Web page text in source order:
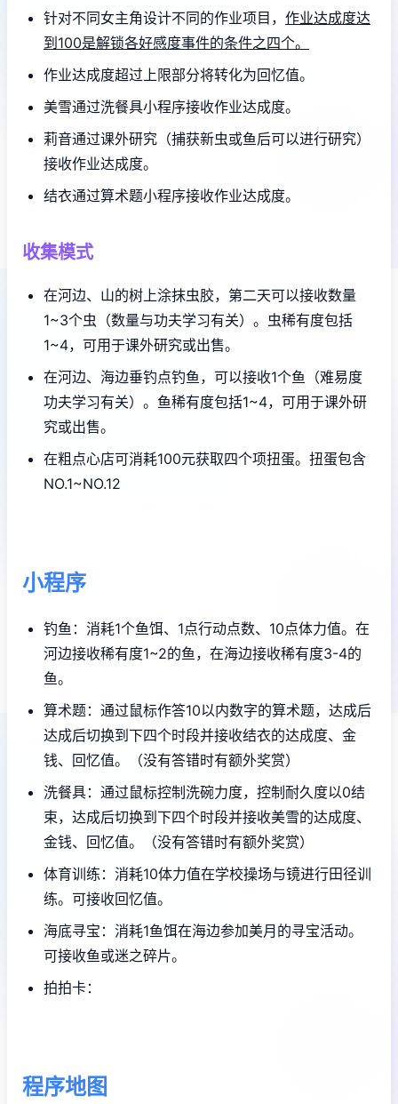
针对不同女主角设计不同的作业项目， 作业达成度达
到100是解锁各好感度事件的条件之四个。
作业达成度超过上限部分将转化为回忆值。
美雪通过洗餐具小程序接收作业达成度。
莉音通过课外研究（捕获新虫或鱼后可以进行研究）
接收作业达成度。
结衣通过算术题小程序接收作业达成度。
收集模式
在河边、山的树上涂抹虫胶，第二天可以接收数量
1~3个虫（数量与功夫学习有关）。虫稀有度包括
1~4，可用于课外研究或出售。
在河边、海边垂钓点钓鱼，可以接收1个鱼（难易度
功夫学习有关）。鱼稀有度包括1~4，可用于课外研
究或出售。
在粗点心店可消耗100元获取四个项扭蛋。扭蛋包含
NO.1~NO.12
小程序
钓鱼：消耗1个鱼饵、1点行动点数、10点体力值。在
河边接收稀有度1~2的鱼，在海边接收稀有度3-4的
鱼。
算术题：通过鼠标作答10以内数字的算术题，达成后
达成后切换到下四个时段并接收结衣的达成度、金
钱、回忆值。（没有答错时有额外奖赏）
洗餐具：通过鼠标控制洗碗力度，控制耐久度以0结
束，达成后切换到下四个时段并接收美雪的达成度、
金钱、回忆值。（没有答错时有额外奖赏）
体育训练：消耗10体力值在学校操场与镜进行田径训
练。可接收回忆值。
海底寻宝：消耗1鱼饵在海边参加美月的寻宝活动。
可接收鱼或迷之碎片。
拍拍卡：
程序地图